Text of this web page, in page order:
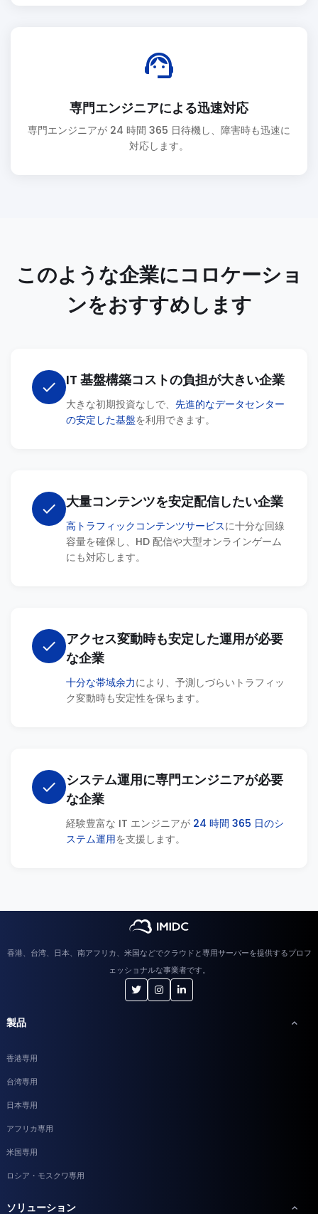
support_agent
専門エンジニアによる迅速対応
専門エンジニアが 24 時間 365 日待機し、障害時も迅速に
対応します。
このような企業にコロケーショ
ンをおすすめします
check IT 基盤構築コストの負担が大きい企業
大きな初期投資なしで、 先進的なデータセンター
の安定した基盤を利用できます。
check 大量コンテンツを安定配信したい企業
高トラフィックコンテンツサービスに十分な回線
容量を確保し、HD 配信や大型オンラインゲーム
にも対応します。
check
アクセス変動時も安定した運用が必要
な企業
十分な帯域余力により、予測しづらいトラフィッ
ク変動時も安定性を保ちます。
check
システム運用に専門エンジニアが必要
な企業
経験豊富な IT エンジニアが 24 時間 365 日のシ
ステム運用を支援します。
香港、台湾、日本、南アフリカ、米国などでクラウドと専用サーバーを提供するプロフ
ェッショナルな事業者です。
製品
香港専用
台湾専用
日本専用
アフリカ専用
米国専用
ロシア・モスクワ専用
ソリューション